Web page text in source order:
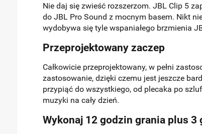
Nie daj się zwieść rozszerzom. JBL Clip 5
do JBL Pro Sound z mocnym basem. Nikt
wydobywa się tyle wspaniałego brzmienia
Przeprojektowany zaczep
Całkowicie przeprojektowany, w pełni
zastosowanie, dzięki czemu jest jeszcze
przypiąć do wszystkiego, od plecaka po
muzyki na cały dzień.
Wykonaj 12 godzin grania plus